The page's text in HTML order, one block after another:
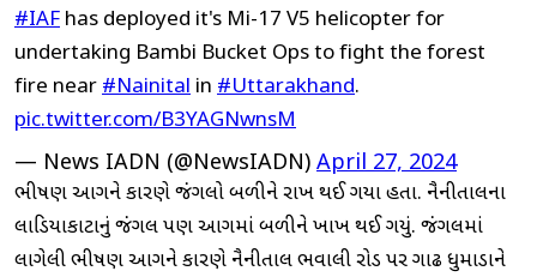
#IAF has deployed it's Mi-17 V5 helicopter for
undertaking Bambi Bucket Ops to fight the forest
fire near#Nainital in #Uttarakhand.
pic.twitter.com/B3YAGNwnsM
— News IADN (@NewsIADN) April 27, 2024
ભીષણ આગને કારણે જંગલો બળીને રાખ થઈ ગયા હતા. નૈનીતાલના
લાડિયાકાટાનું જંગલ પણ આગમાં બળીને ખાખ થઈ ગયું. જંગલમાં
લાગેલી ભીષણ આગને કારણે નૈનીતાલ ભવાલી રોડ પર ગાઢ ધુમાડાને